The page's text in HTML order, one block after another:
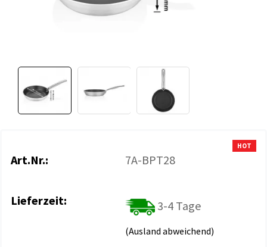
HOT
Art.Nr.: 7A-BPT28
Lieferzeit: 3-4 Tage
(Ausland abweichend)